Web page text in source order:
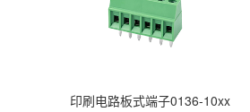
印刷电路板式端子0136-10xx